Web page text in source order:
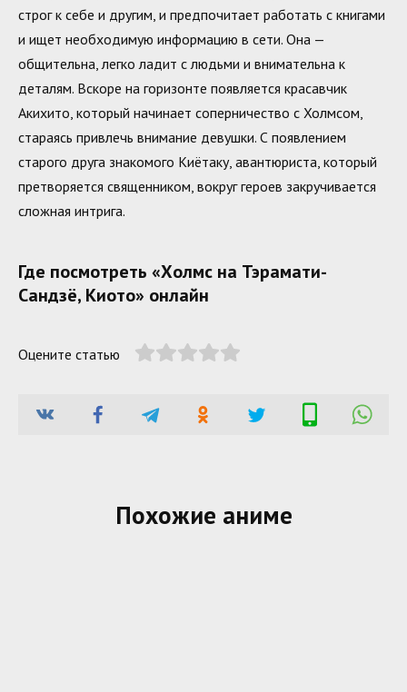
строг к себе и другим, и предпочитает работать с книгами
и ищет необходимую информацию в сети. Она —
общительна, легко ладит с людьми и внимательна к
деталям. Вскоре на горизонте появляется красавчик
Акихито, который начинает соперничество с Холмсом,
стараясь привлечь внимание девушки. С появлением
старого друга знакомого Киётаку, авантюриста, который
претворяется священником, вокруг героев закручивается
сложная интрига.
Где посмотреть «Холмс на Тэрамати-
Сандзё, Киото» онлайн
Оцените статью
Похожие аниме